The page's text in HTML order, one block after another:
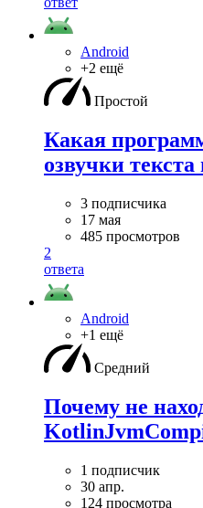
Android
+2 ещё
Простой
Какая
озвучки
3 подписчика
17 мая
485 просмотров
2
ответа
Android
+1 ещё
Средний
Почему не
1 подписчик
30 апр.
124 просмотра